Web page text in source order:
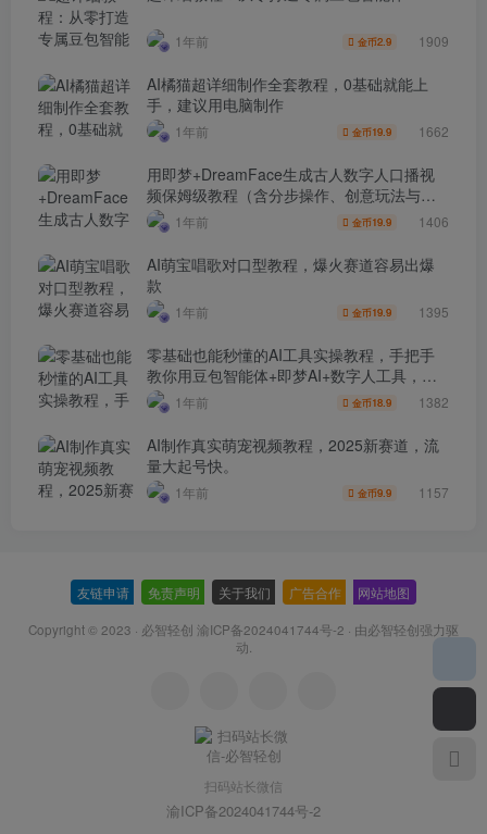
1年前 金币2.9 1909
AI橘猫超详细制作全套教程，0基础就能上
手，建议用电脑制作
1年前 金币19.9 1662
用即梦+DreamFace生成古人数字人口播视
频保姆级教程（含分步操作、创意玩法与避
坑指南）
1年前 金币19.9 1406
AI萌宝唱歌对口型教程，爆火赛道容易出爆
款
1年前 金币19.9 1395
零基础也能秒懂的AI工具实操教程，手把手
教你用豆包智能体+即梦AI+数字人工具，制
作超自然的“母子对话”视频！
1年前 金币18.9 1382
AI制作真实萌宠视频教程，2025新赛道，流
量大起号快。
1年前 金币9.9 1157
友链申请 免责声明 关于我们 广告合作 网站地图
Copyright © 2023 · 必智轻创 渝ICP备2024041744号-2 · 由必智轻创强力驱
动.
扫码站长微信
渝ICP备2024041744号-2